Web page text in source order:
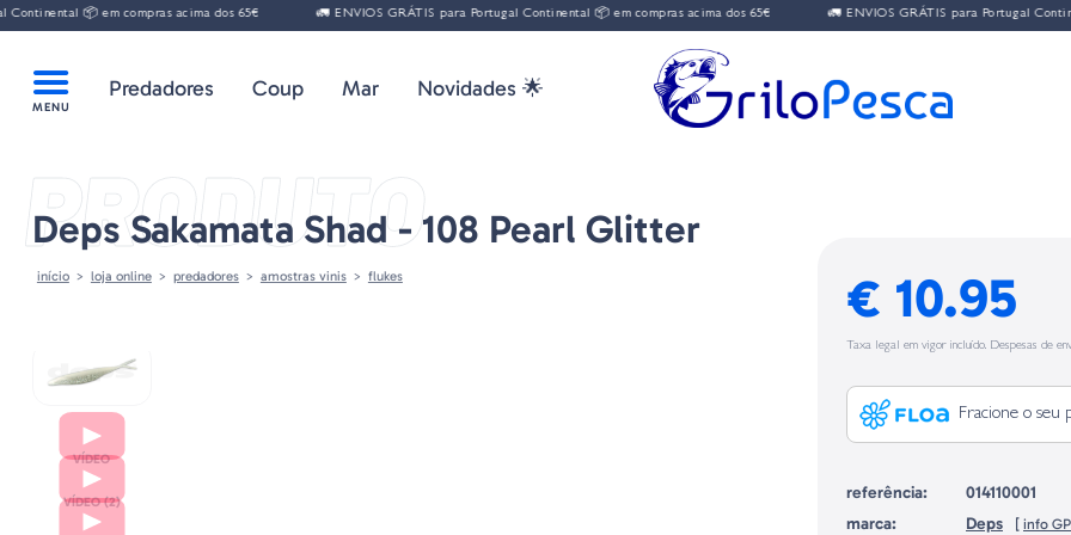
📦 em compras acima dos 65€ 🚛 ENVIOS GRÁTIS para Portugal Continental 📦 em compras acima dos 65€ 🚛 ENVIOS GRÁTIS para Portugal
Predadores Coup Mar Novidades 🌟
PRODUTO
Deps Sakamata Shad - 108 Pearl Glitter
início loja online predadores amostras vinis flukes € 10.95
Taxa legal em vigor incluído. Despesas de
Fracione o
referência:
014110001
marca:
Deps [ info